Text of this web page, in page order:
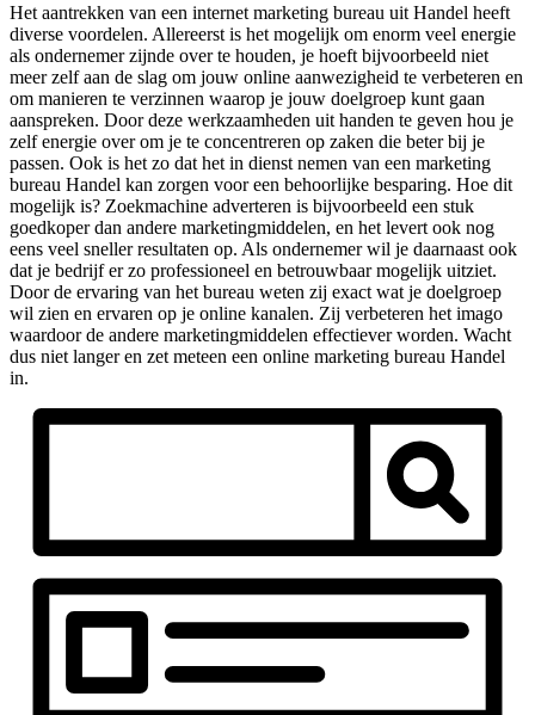
Het aantrekken van een internet marketing bureau uit Handel heeft
diverse voordelen. Allereerst is het mogelijk om enorm veel energie
als ondernemer zijnde over te houden, je hoeft bijvoorbeeld niet
meer zelf aan de slag om jouw online aanwezigheid te verbeteren en
om manieren te verzinnen waarop je jouw doelgroep kunt gaan
aanspreken. Door deze werkzaamheden uit handen te geven hou je
zelf energie over om je te concentreren op zaken die beter bij je
passen. Ook is het zo dat het in dienst nemen van een marketing
bureau Handel kan zorgen voor een behoorlijke besparing. Hoe dit
mogelijk is? Zoekmachine adverteren is bijvoorbeeld een stuk
goedkoper dan andere marketingmiddelen, en het levert ook nog
eens veel sneller resultaten op. Als ondernemer wil je daarnaast ook
dat je bedrijf er zo professioneel en betrouwbaar mogelijk uitziet.
Door de ervaring van het bureau weten zij exact wat je doelgroep
wil zien en ervaren op je online kanalen. Zij verbeteren het imago
waardoor de andere marketingmiddelen effectiever worden. Wacht
dus niet langer en zet meteen een online marketing bureau Handel
in.